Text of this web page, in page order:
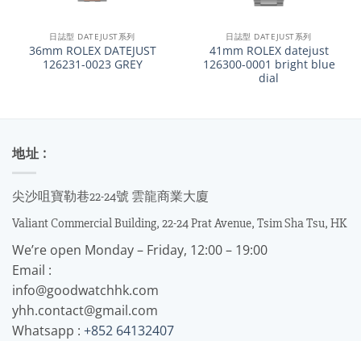
日誌型 DATEJUST系列
36mm ROLEX DATEJUST
126231-0023 GREY
日誌型 DATEJUST系列
41mm ROLEX datejust
126300-0001 bright blue
dial
地址 :
尖沙咀寶勒巷22-24號 雲龍商業大廈
Valiant Commercial Building, 22-24 Prat Avenue, Tsim Sha Tsu, HK
We’re open Monday – Friday, 12:00 – 19:00
Email :
info@goodwatchhk.com
yhh.contact@gmail.com
Whatsapp : +852 64132407